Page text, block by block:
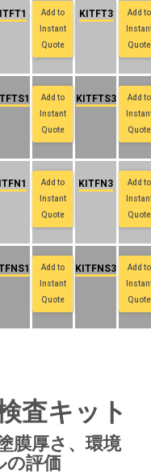
Add to
Instant
Quote
KITFT3
KITFTS3
KITFN3
KITFNS3
Add to
Quote
Add to
Instant
Quote
Add to
Instant
Quote
Add to
Instant
Quote
Add to
Quote
Add to
Quote
Add to
Quote
査キット
膜厚さ、環境
の評価